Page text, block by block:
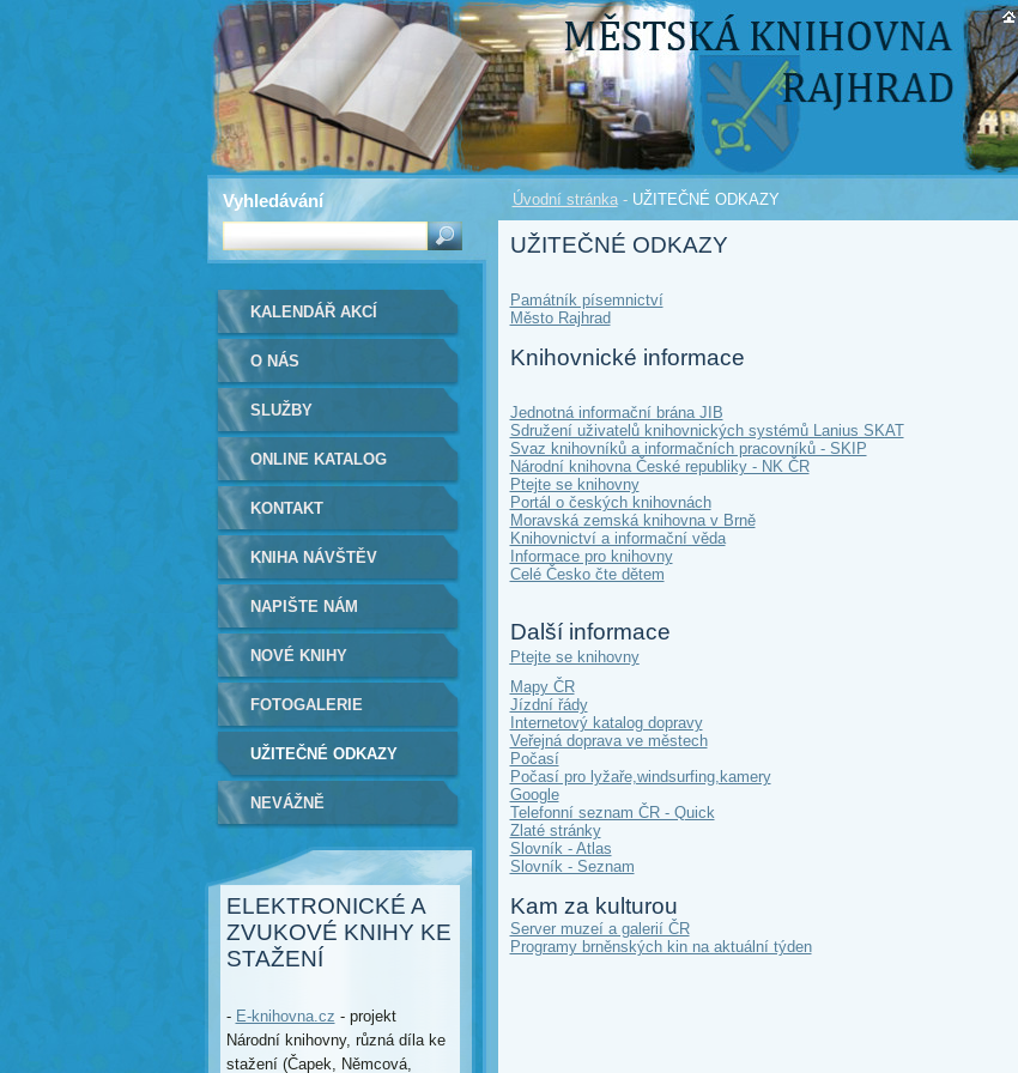
Úvodní stránka - UŽITEČNÉ ODKAZY
UŽITEČNÉ ODKAZY
Památník písemnictví
Město Rajhrad
Knihovnické informace
Jednotná informační brána JIB
Sdružení uživatelů knihovnických systémů Lanius SKAT
Svaz knihovníků a informačních pracovníků - SKIP
Národní knihovna České republiky - NK ČR
Ptejte se knihovny
Portál o českých knihovnách
Moravská zemská knihovna v Brně
Knihovnictví a informační věda
Informace pro knihovny
Celé Česko čte dětem
Další informace
Ptejte se knihovny
Mapy ČR
Jízdní řády
Internetový katalog dopravy
Veřejná doprava ve městech
Počasí
Počasí pro lyžaře,windsurfing,kamery
Google
Telefonní seznam ČR - Quick
Zlaté stránky
Slovník - Atlas
Slovník - Seznam
Kam za kulturou
Server muzeí a galerií ČR
Programy brněnských kin na aktuální týden
KALENDÁŘ AKCÍ
O NÁS
SLUŽBY
ONLINE KATALOG
KONTAKT
KNIHA NÁVŠTĚV
NAPIŠTE NÁM
NOVÉ KNIHY
FOTOGALERIE
UŽITEČNÉ ODKAZY
NEVÁŽNĚ
ELEKTRONICKÉ A
ZVUKOVÉ KNIHY KE
STAŽENÍ
- E-knihovna.cz - projekt
Národní knihovny, různá díla ke
stažení (Čapek, Němcová,
Vyhledávání